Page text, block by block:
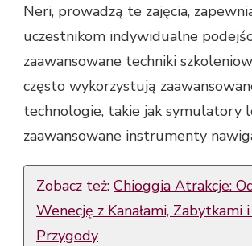
Neri, prowadzą te zajęcia,
uczestnikom indywidualne
zaawansowane techniki
często wykorzystują
technologie, takie jak symulatory
zaawansowane instrumenty
Zobacz też: Chioggia Atrakcje:
Wenecję z Kanałami, Zabytkami
Przygody